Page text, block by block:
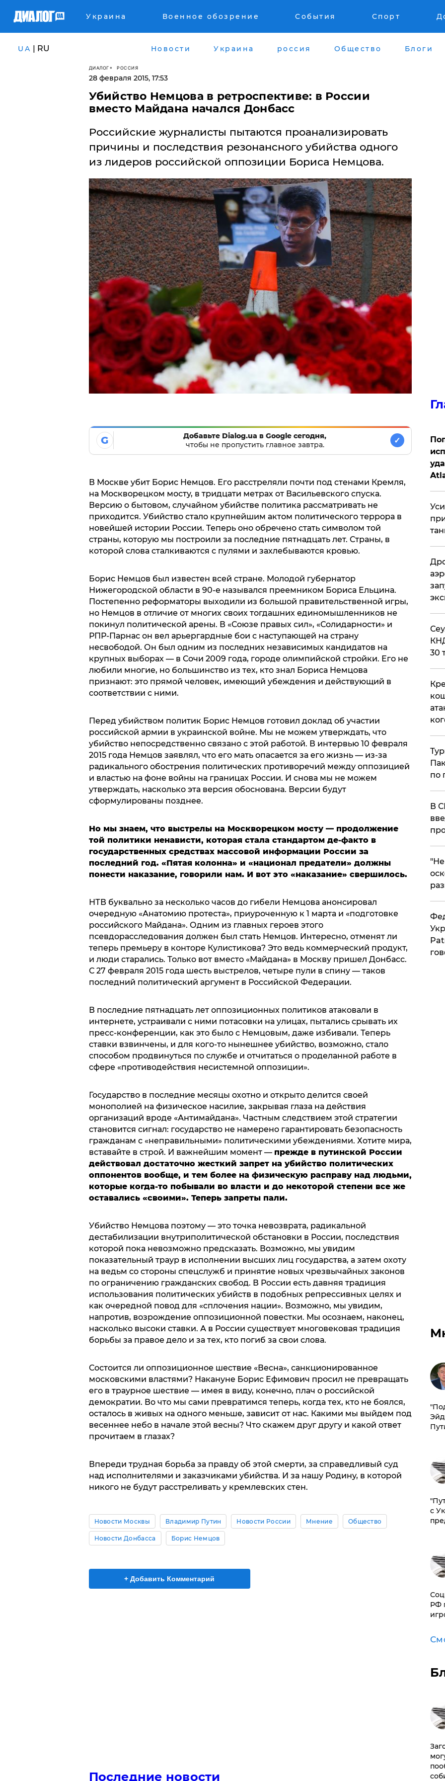
Украина Военное обозрение События Спорт
UA | RU Новости Украина россия Общество Блоги
ДИАЛОГ РОССИЯ
28 февраля 2015, 17:53
Убийство Немцова в ретроспективе: в России
вместо Майдана начался Донбасс
Российские журналисты пытаются проанализировать
причины и последствия резонансного убийства одного
из лидеров российской оппозиции Бориса Немцова.
G
Добавьте Dialog.ua в Google сегодня,
чтобы не пропустить главное завтра.
✓
В Москве убит Борис Немцов. Его расстреляли почти под стенами Кремля,
на Москворецком мосту, в тридцати метрах от Васильевского спуска.
Версию о бытовом, случайном убийстве политика рассматривать не
приходится. Убийство стало крупнейшим актом политического террора в
новейшей истории России. Теперь оно обречено стать символом той
страны, которую мы построили за последние пятнадцать лет. Страны, в
которой слова сталкиваются с пулями и захлебываются кровью.
Борис Немцов был известен всей стране. Молодой губернатор
Нижегородской области в 90-е назывался преемником Бориса Ельцина.
Постепенно реформаторы выходили из большой правительственной игры,
но Немцов в отличие от многих своих тогдашних единомышленников не
покинул политической арены. В «Союзе правых сил», «Солидарности» и
РПР-Парнас он вел арьергардные бои с наступающей на страну
несвободой. Он был одним из последних независимых кандидатов на
крупных выборах — в Сочи 2009 года, городе олимпийской стройки. Его не
любили многие, но большинство из тех, кто знал Бориса Немцова
признают: это прямой человек, имеющий убеждения и действующий в
соответствии с ними.
Перед убийством политик Борис Немцов готовил доклад об участии
российской армии в украинской войне. Мы не можем утверждать, что
убийство непосредственно связано с этой работой. В интервью 10 февраля
2015 года Немцов заявлял, что его мать опасается за его жизнь — из-за
радикального обострения политических противоречий между оппозицией
и властью на фоне войны на границах России. И снова мы не можем
утверждать, насколько эта версия обоснована. Версии будут
сформулированы позднее.
Но мы знаем, что выстрелы на Москворецком мосту — продолжение
той политики ненависти, которая стала стандартом де-факто в
государственных средствах массовой информации России за
последний год. «Пятая колонна» и «национал предатели» должны
понести наказание, говорили нам. И вот это «наказание» свершилось.
НТВ буквально за несколько часов до гибели Немцова анонсировал
очередную «Анатомию протеста», приуроченную к 1 марта и «подготовке
российского Майдана». Одним из главных героев этого
псевдорасследования должен был стать Немцов. Интересно, отменят ли
теперь премьеру в конторе Кулистикова? Это ведь коммерческий продукт,
и люди старались. Только вот вместо «Майдана» в Москву пришел Донбасс.
С 27 февраля 2015 года шесть выстрелов, четыре пули в спину — таков
последний политический аргумент в Российской Федерации.
В последние пятнадцать лет оппозиционных политиков атаковали в
интернете, устраивали с ними потасовки на улицах, пытались срывать их
пресс-конференции, как это было с Немцовым, даже избивали. Теперь
ставки взвинчены, и для кого-то нынешнее убийство, возможно, стало
способом продвинуться по службе и отчитаться о проделанной работе в
сфере «противодействия несистемной оппозиции».
Государство в последние месяцы охотно и открыто делится своей
монополией на физическое насилие, закрывая глаза на действия
организаций вроде «Антимайдана». Частным следствием этой стратегии
становится сигнал: государство не намерено гарантировать безопасность
гражданам с «неправильными» политическими убеждениями. Хотите мира,
вставайте в строй. И важнейшим момент — прежде в путинской России
действовал достаточно жесткий запрет на убийство политических
оппонентов вообще, и тем более на физическую расправу над людьми,
которые когда-то побывали во власти и до некоторой степени все же
оставались «своими». Теперь запреты пали.
Убийство Немцова поэтому — это точка невозврата, радикальной
дестабилизации внутриполитической обстановки в России, последствия
которой пока невозможно предсказать. Возможно, мы увидим
показательный траур в исполнении высших лиц государства, а затем охоту
на ведьм со стороны спецслужб и принятие новых чрезвычайных законов
по ограничению гражданских свобод. В России есть давняя традиция
использования политических убийств в подобных репрессивных целях и
как очередной повод для «сплочения нации». Возможно, мы увидим,
напротив, возрождение оппозиционной повестки. Мы осознаем, наконец,
насколько высоки ставки. А в России существует многовековая традиция
борьбы за правое дело и за тех, кто погиб за свои слова.
Состоится ли оппозиционное шествие «Весна», санкционированное
московскими властями? Накануне Борис Ефимович просил не превращать
его в траурное шествие — имея в виду, конечно, плач о российской
демократии. Во что мы сами превратимся теперь, когда тех, кто не боялся,
осталось в живых на одного меньше, зависит от нас. Какими мы выйдем под
весеннее небо в начале этой весны? Что скажем друг другу и какой ответ
прочитаем в глазах?
Впереди трудная борьба за правду об этой смерти, за справедливый суд
над исполнителями и заказчиками убийства. И за нашу Родину, в которой
никого не будут расстреливать у кремлевских стен.
Новости Москвы Владимир Путин Новости России Мнение Общество
Новости Донбасса Борис Немцов
+ Добавить Комментарий
Последние новости
30
по
В
с
РФ